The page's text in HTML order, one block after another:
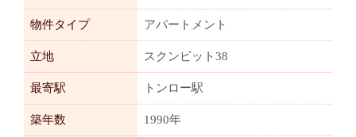
物件タイプ アパートメント
立地 スクンビット38
最寄駅 トンロー駅
築年数 1990年